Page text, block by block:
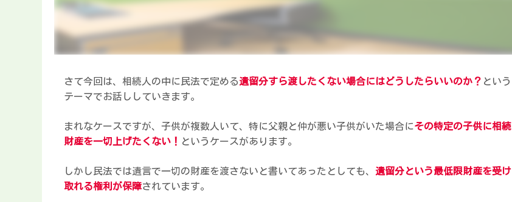
さて今回は、相続人の中に民法で定める遺留分すら渡したくない場合にはどうしたらいいのか？ という
テーマでお話ししていきます。
まれなケースですが、子供が複数人いて、特に父親と仲が悪い子供がいた場合にその特定の子供に相続
財産を一切上げたくない！ というケースがあります。
しかし民法では遺言で一切の財産を渡さないと書いてあったとしても、 遺留分という最低限財産を受け
取れる権利が保障されています。